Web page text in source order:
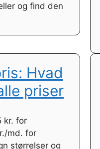
og find den
Hvad
priser
kr. for
md. for
størrelser og